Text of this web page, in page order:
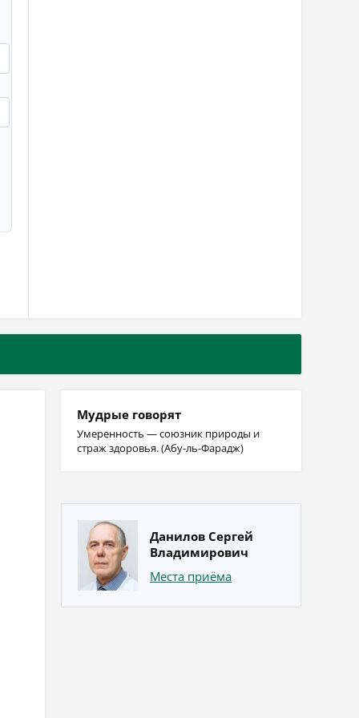
Мудрые говорят
Умеренность — союзник природы и
страж здоровья. (Абу-ль-Фарадж)
Данилов Сергей
Владимирович
Места приёма